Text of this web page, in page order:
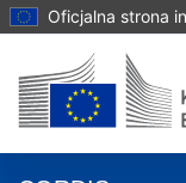
Oficjalna strona